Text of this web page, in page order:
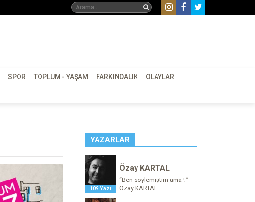
SPOR TOPLUM - YAŞAM FARKINDALIK OLAYLAR
YAZARLAR
109 Yazı
Özay KARTAL
“Ben söylemiştim ama ! ”
Özay KARTAL